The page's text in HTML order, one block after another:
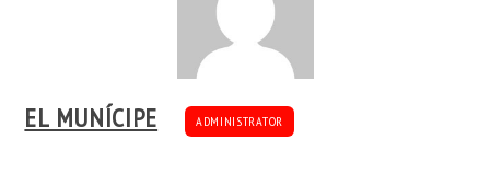
EL MUNÍCIPE ADMINISTRATOR